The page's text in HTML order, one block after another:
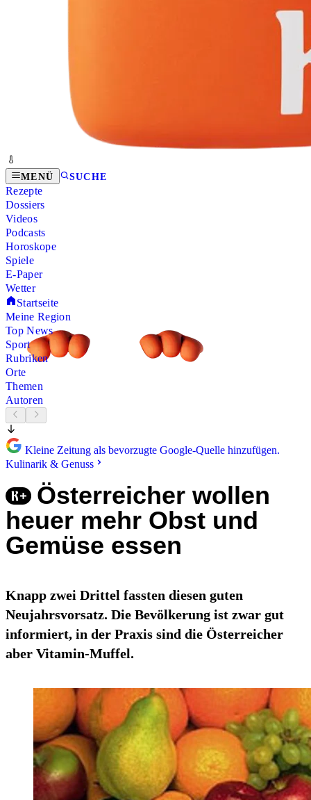
MENÜ SUCHE
Rezepte
Dossiers
Videos
Podcasts
Horoskope
Spiele
E-Paper
Wetter
Startseite
Meine Region
Top News
Sport
Rubriken
Orte
Themen
Autoren
Kleine Zeitung als bevorzugte Google-Quelle hinzufügen.
Kulinarik & Genuss
Österreicher wollen
heuer mehr Obst und
Gemüse essen
Knapp zwei Drittel fassten diesen guten
Neujahrsvorsatz. Die Bevölkerung ist zwar gut
informiert, in der Praxis sind die Österreicher
aber Vitamin-Muffel.